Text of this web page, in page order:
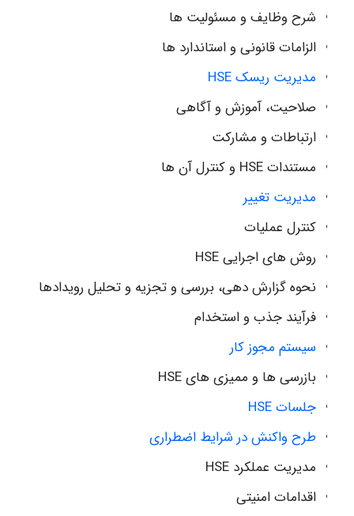
شرح وظایف و مسئولیت ها
الزامات قانونی و استاندارد ها
مدیریت ریسک HSE
صلاحیت، آموزش و آگاهی
ارتباطات و مشارکت
مستندات HSE و کنترل آن ها
مدیریت تغییر
کنترل عملیات
روش های اجرایی HSE
نحوه گزارش دهی، بررسی و تجزیه و تحلیل رویدادها
فرآیند جذب و استخدام
سیستم مجوز کار
بازرسی ها و ممیزی های HSE
جلسات HSE
طرح واکنش در شرایط اضطراری
مدیریت عملکرد HSE
اقدامات امنیتی